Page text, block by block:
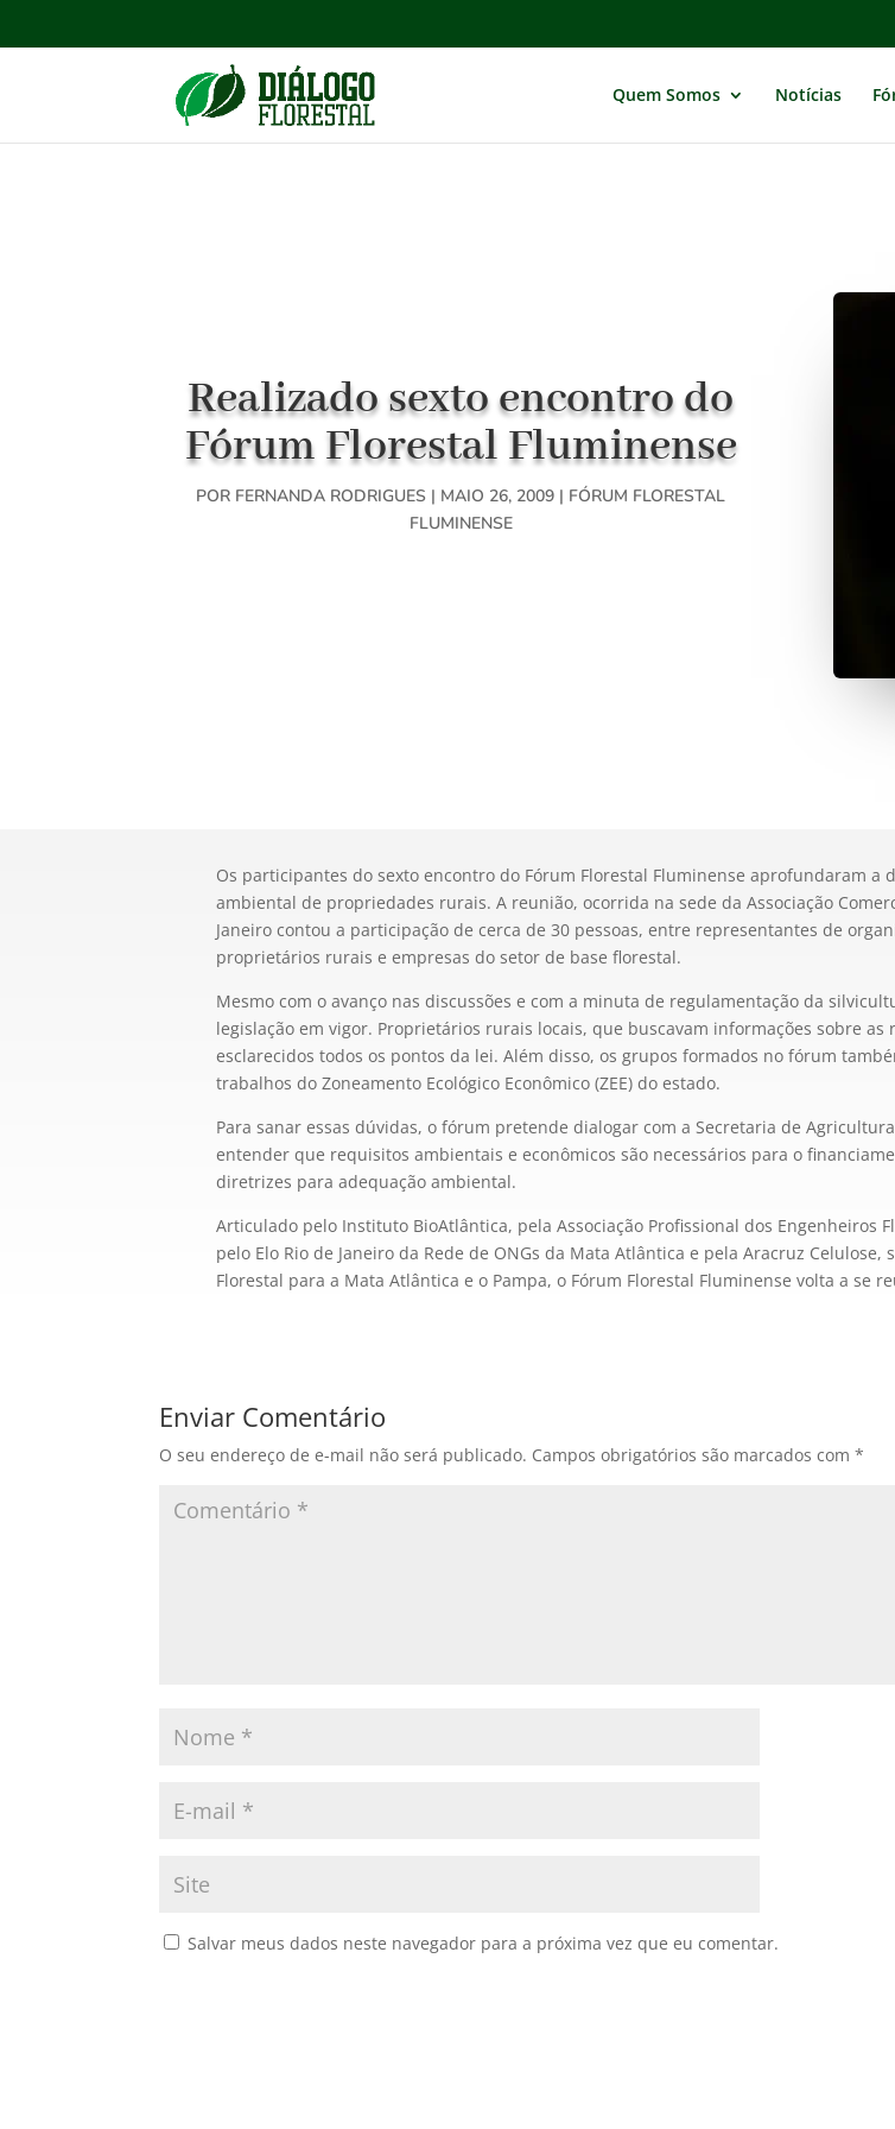
Quem Somos Notícias
Realizado sexto encontro do
Fórum Florestal Fluminense
POR FERNANDA RODRIGUES | MAIO 26, 2009 | FÓRUM FLORESTAL
FLUMINENSE
Os participantes do sexto encontro do Fórum Florestal Fluminense aprofundaram a
ambiental de propriedades rurais. A reunião, ocorrida na sede da Associação
Janeiro contou a participação de cerca de 30 pessoas, entre representantes de
proprietários rurais e empresas do setor de base florestal.
Mesmo com o avanço nas discussões e com a minuta de regulamentação da
legislação em vigor. Proprietários rurais locais, que buscavam informações sobre
esclarecidos todos os pontos da lei. Além disso, os grupos formados no fórum
trabalhos do Zoneamento Ecológico Econômico (ZEE) do estado.
Para sanar essas dúvidas, o fórum pretende dialogar com a Secretaria de
entender que requisitos ambientais e econômicos são necessários para o
diretrizes para adequação ambiental.
Articulado pelo Instituto BioAtlântica, pela Associação Profissional dos Engenheiros
pelo Elo Rio de Janeiro da Rede de ONGs da Mata Atlântica e pela Aracruz
Florestal para a Mata Atlântica e o Pampa, o Fórum Florestal Fluminense volta a se
Enviar Comentário
O seu endereço de e-mail não será publicado. Campos obrigatórios são marcados com*
Salvar meus dados neste navegador para a próxima vez que eu comentar.